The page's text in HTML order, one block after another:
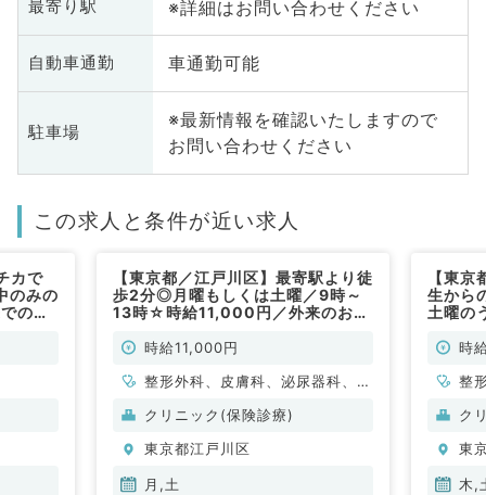
最寄り駅 ※詳細はお問い合わせください
自動車通勤 車通勤可能
駐車場
※最新情報を確認いたしますので
お問い合わせください
この求人と条件が近い求人
カで
のみの
の募
【東京都／江戸川区】最寄駅より徒
歩2分◎月曜もしくは土曜／9時～
13時☆時給11,000円／外来のお仕
泌尿器科／非常勤）
時給11,000円
整形外科、皮膚科、泌尿器科、一
般内科
クリニック(保険診療)
東京都江戸川区
月,土
【東
生から
土曜の
です時
整
ク
東
木,